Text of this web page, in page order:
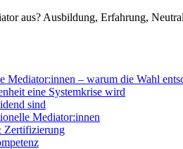
aus? Ausbildung, Erfahrung,
Mediator:innen – warum die Wahl
eine Systemkrise wird
sind
Mediator:innen
Zertifizierung